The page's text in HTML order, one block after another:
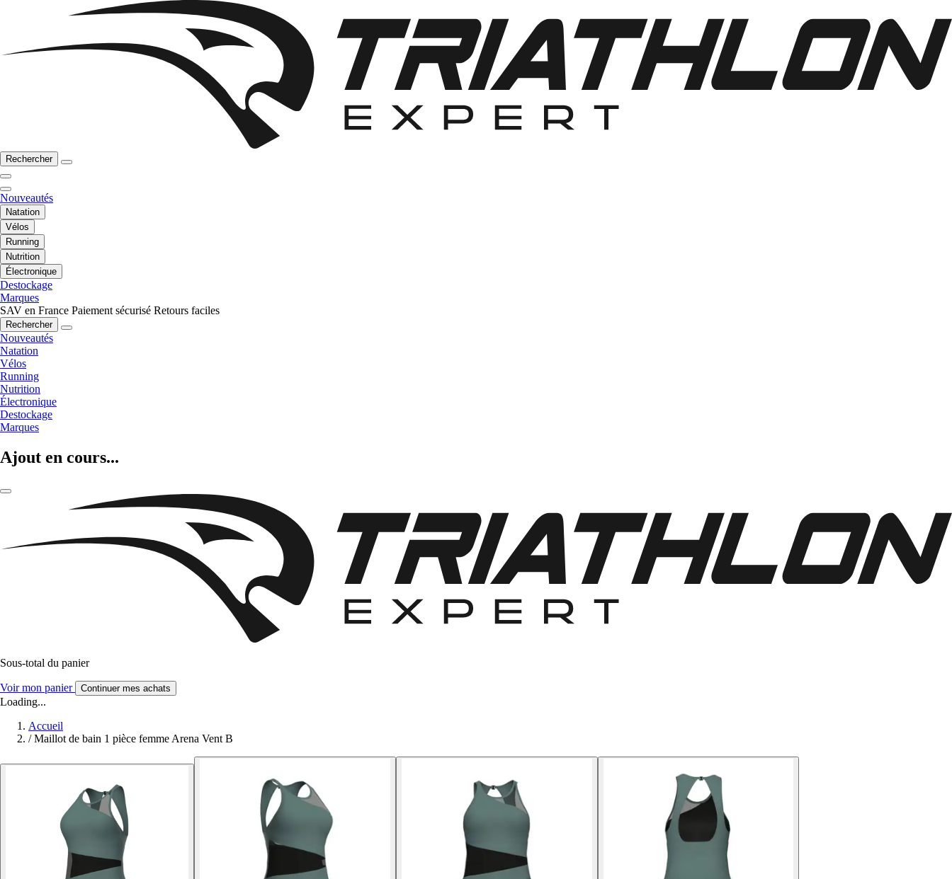
Rechercher
Nouveautés
Natation
Vélos
Running
Nutrition
Électronique
Destockage
Marques
SAV en France Paiement sécurisé Retours faciles
Rechercher
Nouveautés
Natation
Vélos
Running
Nutrition
Électronique
Destockage
Marques
Ajout en cours...
Sous-total du panier
Voir mon panier Continuer mes achats
Loading...
Accueil
/ Maillot de bain 1 pièce femme Arena Vent B